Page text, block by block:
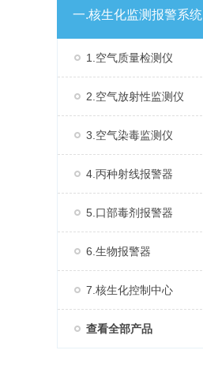
一.核生化监测报警系统
1.空气质量检测仪
2.空气放射性监测仪
3.空气染毒监测仪
4.丙种射线报警器
5.口部毒剂报警器
6.生物报警器
7.核生化控制中心
查看全部产品